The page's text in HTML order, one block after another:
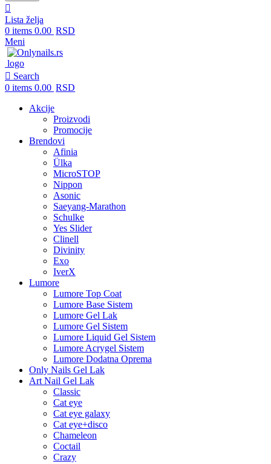
Lista želja
0 items 0.00 RSD
Meni
Search
0 items 0.00 RSD
Akcije
Proizvodi
Promocije
Brendovi
Afinia
Ülka
MicroSTOP
Nippon
Asonic
Saeyang-Marathon
Schulke
Yes Slider
Clinell
Divinity
Exo
IverX
Lumore
Lumore Top Coat
Lumore Base Sistem
Lumore Gel Lak
Lumore Gel Sistem
Lumore Liquid Gel Sistem
Lumore Acrygel Sistem
Lumore Dodatna Oprema
Only Nails Gel Lak
Art Nail Gel Lak
Classic
Cat eye
Cat eye galaxy
Cat eye+disco
Chameleon
Coctail
Crazy